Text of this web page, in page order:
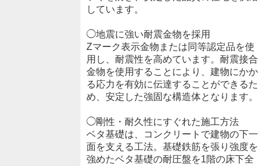
しています。
◯地震に強い耐震金物を採用
Zマーク表示金物または同等認定品を使
用し、耐震性を高めています。耐震接合
金物を使用することにより、建物にかか
る応力を有効に伝達することができるた
め、安定した強固な構造体となります。
◯剛性・耐久性にすぐれた施工方法
ベタ基礎は、コンクリートで建物の下一
面を支える工法。基礎鉄筋を張り強度を
強めたベタ基礎の耐圧盤を1階の床下全